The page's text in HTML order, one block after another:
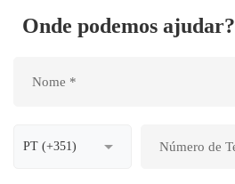
Onde podemos ajudar?